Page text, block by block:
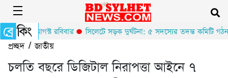
শুরু ০৯ আগস্ট রবিবার সিলেটে সড়ক দুর্ঘটনা: ৫ সদস্যের তদন্ত কমিটি গঠন
প্রচ্ছদ/জাতীয়
চলতি বছরে ডিজিটাল নিরাপত্তা আইনে ৭